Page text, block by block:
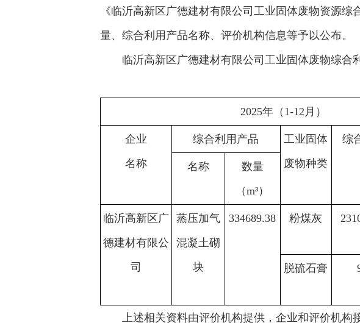
《临沂高新区广德建材有限公司工业固体废物资源
量、综合利用产品名称、评价机构信息等予以公布。
临沂高新区广德建材有限公司工业固体废物综合
2025年（1-12月）
企业
名称
综合利用产品
工业固体
废物种类
综
名称
数量
（m³）
临沂高新区广
德建材有限公
司
蒸压加气
混凝土砌
块
334689.38 粉煤灰
脱硫石膏
上述相关资料由评价机构提供，企业和评价机构